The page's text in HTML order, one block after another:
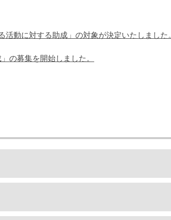
動に対する助成」の対象が決定いたしました。
の募集を開始しました。